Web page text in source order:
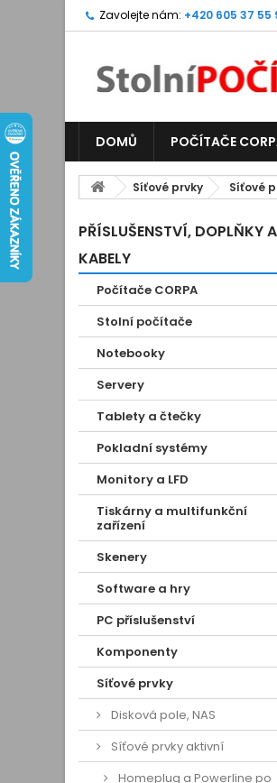
Zavolejte nám: +420 605 37 55
DOMŮ POČÍTAČE
Síťové prvky Síťové
PŘÍSLUŠENSTVÍ, DOPLŇKY A
KABELY
Počítače CORPA
Stolní počítače
Notebooky
Servery
Tablety a čtečky
Pokladní systémy
Monitory a LFD
Tiskárny a multifunkční
zařízení
Skenery
Software a hry
PC příslušenství
Komponenty
Síťové prvky
Disková pole, NAS
Síťové prvky aktivní
Homeplug a Powerline po